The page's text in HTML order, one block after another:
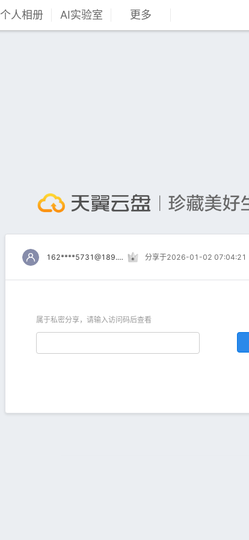
个人相册 AI实验室 更多
162****5731@189.cn 分享于2026-01-02 07:04:21
属于私密分享，请输入访问码后查看